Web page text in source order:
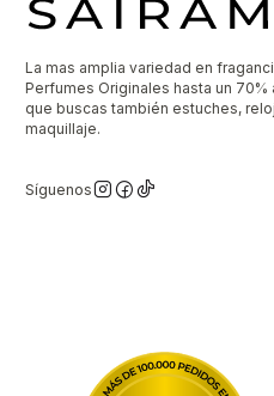
La mas amplia variedad en
Perfumes Originales hasta un
que buscas también estuches,
maquillaje.
Síguenos